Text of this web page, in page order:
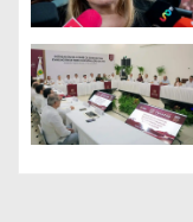
n
d
e